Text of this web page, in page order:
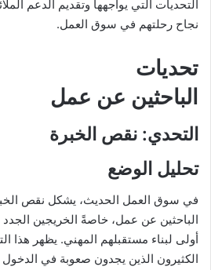
التحديات التي يواجهها وتقديم الدعم
نجاح رحلتهم في سوق العمل.
تحديات
الباحثين عن عمل
التحدي: نقص الخبرة
تحليل الوضع
في سوق العمل الحديث، يشكل نقص
الباحثين عن عمل، خاصةً الخريجين
أولى لبناء مستقبلهم المهني. يظهر
الكثيرون الذين يجدون صعوبة في